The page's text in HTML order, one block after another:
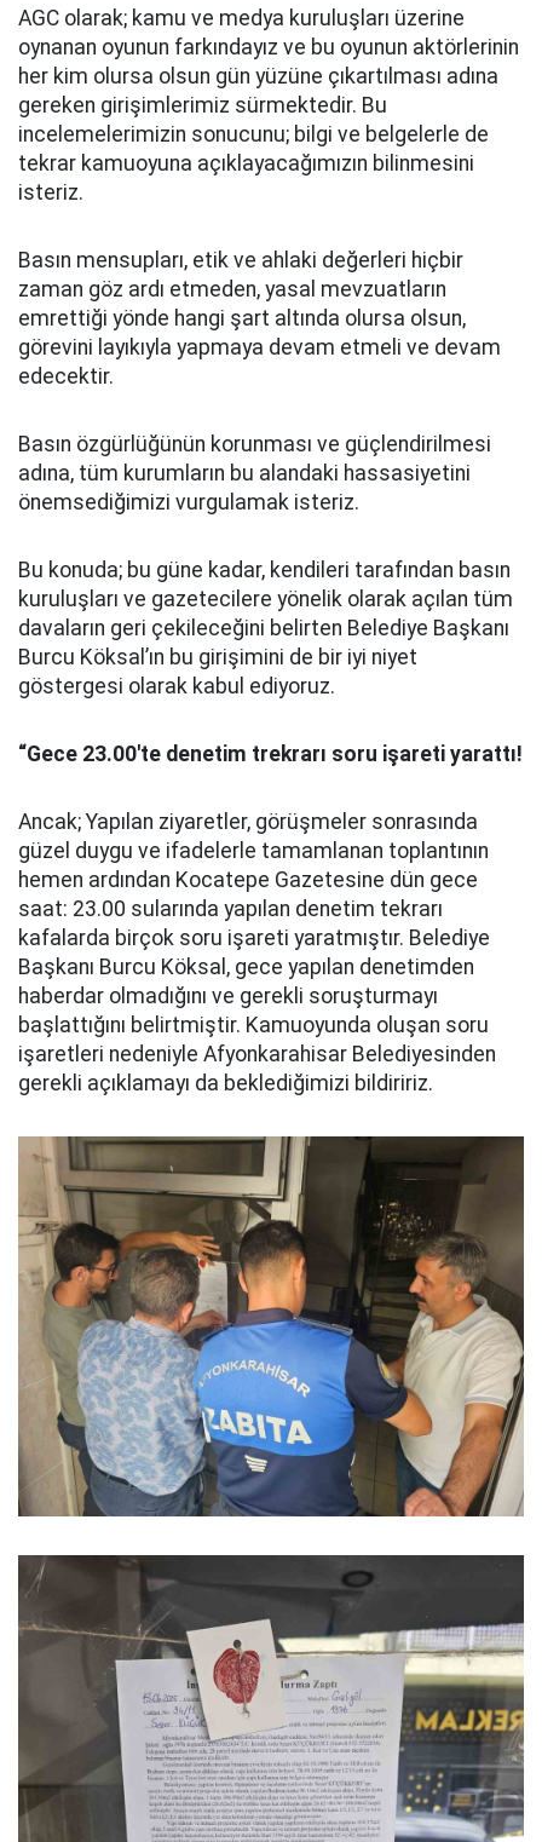
AGC olarak; kamu ve medya kuruluşları üzerine
oynanan oyunun farkındayız ve bu oyunun aktörlerinin
her kim olursa olsun gün yüzüne çıkartılması adına
gereken girişimlerimiz sürmektedir. Bu
incelemelerimizin sonucunu; bilgi ve belgelerle de
tekrar kamuoyuna açıklayacağımızın bilinmesini
isteriz.
Basın mensupları, etik ve ahlaki değerleri hiçbir
zaman göz ardı etmeden, yasal mevzuatların
emrettiği yönde hangi şart altında olursa olsun,
görevini layıkıyla yapmaya devam etmeli ve devam
edecektir.
Basın özgürlüğünün korunması ve güçlendirilmesi
adına, tüm kurumların bu alandaki hassasiyetini
önemsediğimizi vurgulamak isteriz.
Bu konuda; bu güne kadar, kendileri tarafından basın
kuruluşları ve gazetecilere yönelik olarak açılan tüm
davaların geri çekileceğini belirten Belediye Başkanı
Burcu Köksal’ın bu girişimini de bir iyi niyet
göstergesi olarak kabul ediyoruz.
“Gece 23.00'te denetim trekrarı soru işareti yarattı!
Ancak; Yapılan ziyaretler, görüşmeler sonrasında
güzel duygu ve ifadelerle tamamlanan toplantının
hemen ardından Kocatepe Gazetesine dün gece
saat: 23.00 sularında yapılan denetim tekrarı
kafalarda birçok soru işareti yaratmıştır. Belediye
Başkanı Burcu Köksal, gece yapılan denetimden
haberdar olmadığını ve gerekli soruşturmayı
başlattığını belirtmiştir. Kamuoyunda oluşan soru
işaretleri nedeniyle Afyonkarahisar Belediyesinden
gerekli açıklamayı da beklediğimizi bildiririz.